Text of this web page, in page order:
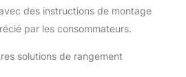
des instructions de montage
par les consommateurs.
solutions de rangement